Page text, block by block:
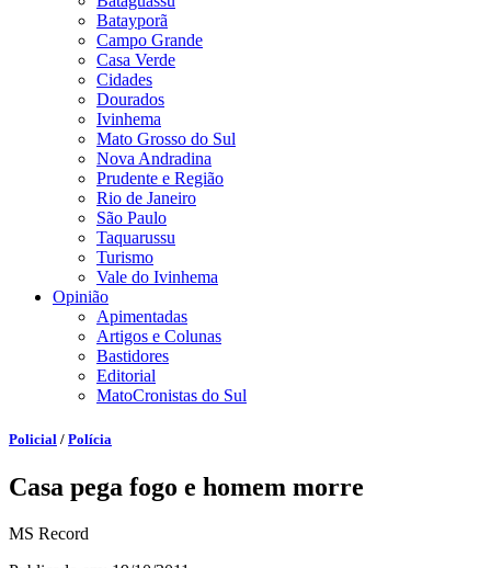
Batayporã
Campo Grande
Casa Verde
Cidades
Dourados
Ivinhema
Mato Grosso do Sul
Nova Andradina
Prudente e Região
Rio de Janeiro
São Paulo
Taquarussu
Turismo
Vale do Ivinhema
Opinião
Apimentadas
Artigos e Colunas
Bastidores
Editorial
MatoCronistas do Sul
Policial / Polícia
Casa pega fogo e homem morre
MS Record